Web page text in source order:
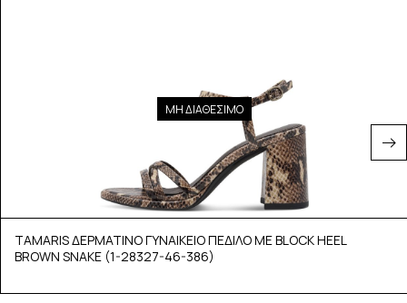
ΜΗ ΔΙΑΘΕΣΙΜΟ
TAMARIS ΔΕΡΜΑΤΙΝΟ ΓΥΝΑΙΚΕΙΟ ΠΕΔΙΛΟ ΜΕ BLOCK HEEL
BROWN SNAKE (1-28327-46-386)